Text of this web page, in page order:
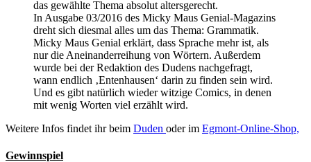
das gewählte Thema absolut altersgerecht.
In Ausgabe 03/2016 des Micky Maus Genial-Magazins
dreht sich diesmal alles um das Thema: Grammatik.
Micky Maus Genial erklärt, dass Sprache mehr ist, als
nur die Aneinanderreihung von Wörtern. Außerdem
wurde bei der Redaktion des Dudens nachgefragt,
wann endlich ‚Entenhausen‘ darin zu finden sein wird.
Und es gibt natürlich wieder witzige Comics, in denen
mit wenig Worten viel erzählt wird.
Weitere Infos findet ihr beim Duden oder im Egmont-Online-Shop,
Gewinnspiel